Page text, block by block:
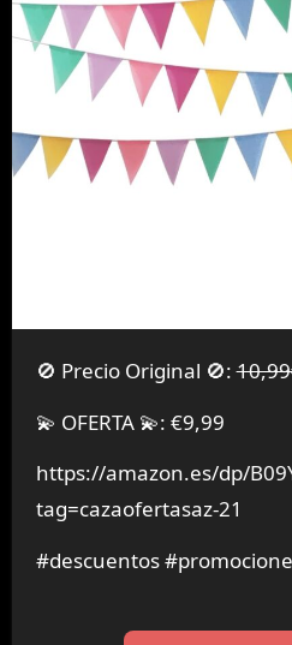
🚫 Precio Original 🚫:
💫 OFERTA 💫: €9,99
https://amazon.es/dp/
tag=cazaofertasaz-21
#descuentos